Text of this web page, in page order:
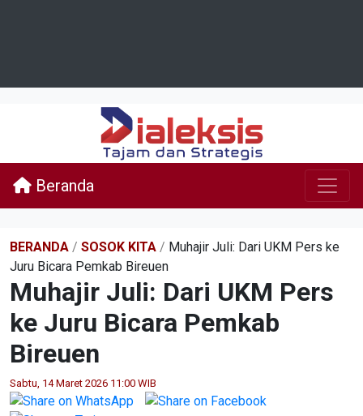
Beranda
BERANDA / SOSOK KITA / Muhajir Juli: Dari UKM Pers ke
Juru Bicara Pemkab Bireuen
Muhajir Juli: Dari UKM Pers
ke Juru Bicara Pemkab
Bireuen
Sabtu, 14 Maret 2026 11:00 WIB